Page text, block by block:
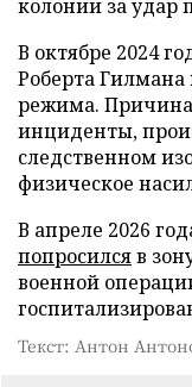
колонии за удар
В октябре 2024
Роберта Гилмана
режима.
инциденты,
следственном
физическое
В апреле 2026
попросилсяв
военной
Текст: Антон